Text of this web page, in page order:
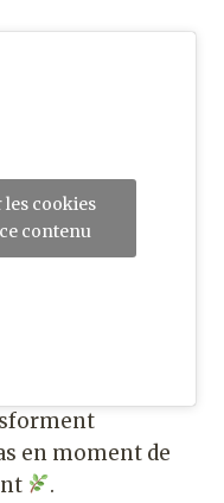
les cookies
contenu
en moment de
.